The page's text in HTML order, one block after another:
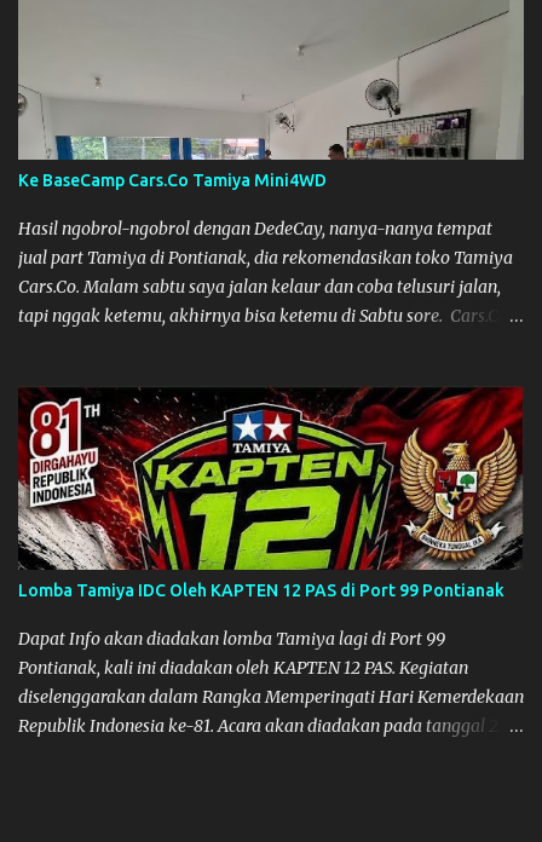
itu juga ada janji mau main ke Agus Tamiya dulu sebenarnya, tapi
karena mepet waktu, jadi lebih banyak main disini. Oiya, untuk
lomba ini lokasinya adalah di Port 99 Kota Pontianak. Pamflet
Lomba Tamiya Oiya sebagai Informasi, Saya dan Muzkha baru
pertama kali main disini. ya hitungannya saya sebagai new
comer lah :) Coach Dilla lagi setting Mobilnya
Ke BaseCamp Cars.Co Tamiya Mini4WD
Hasil ngobrol-ngobrol dengan DedeCay, nanya-nanya tempat
jual part Tamiya di Pontianak, dia rekomendasikan toko Tamiya
Cars.Co. Malam sabtu saya jalan kelaur dan coba telusuri jalan,
tapi nggak ketemu, akhirnya bisa ketemu di Sabtu sore. Cars.Co
Lomba Tamiya IDC Oleh KAPTEN 12 PAS di Port 99 Pontianak
Dapat Info akan diadakan lomba Tamiya lagi di Port 99
Pontianak, kali ini diadakan oleh KAPTEN 12 PAS. Kegiatan
diselenggarakan dalam Rangka Memperingati Hari Kemerdekaan
Republik Indonesia ke-81. Acara akan diadakan pada tanggal 22